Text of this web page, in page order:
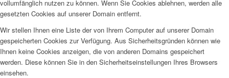
vollumfänglich nutzen zu können. Wenn Sie Cookies ablehnen, werden alle
gesetzten Cookies auf unserer Domain entfernt.
Wir stellen Ihnen eine Liste der von Ihrem Computer auf unserer Domain
gespeicherten Cookies zur Verfügung. Aus Sicherheitsgründen können wie
Ihnen keine Cookies anzeigen, die von anderen Domains gespeichert
werden. Diese können Sie in den Sicherheitseinstellungen Ihres Browsers
einsehen.